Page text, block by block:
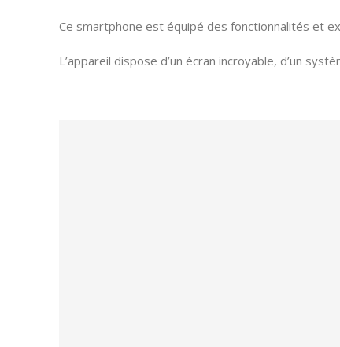
Ce smartphone est équipé des fonctionnalités et
L’appareil dispose d’un écran incroyable, d’un